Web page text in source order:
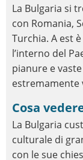
La Bulgaria si
con Romania,
Turchia. A est
l’interno del
pianure e
estremamente
Cosa
La Bulgaria
culturale di
con le sue